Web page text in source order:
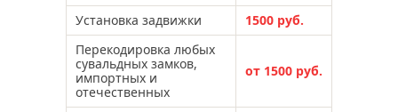
Установка задвижки
1500 руб.
Перекодировка любых
сувальдных замков,
импортных и
отечественных
от 1500 руб.